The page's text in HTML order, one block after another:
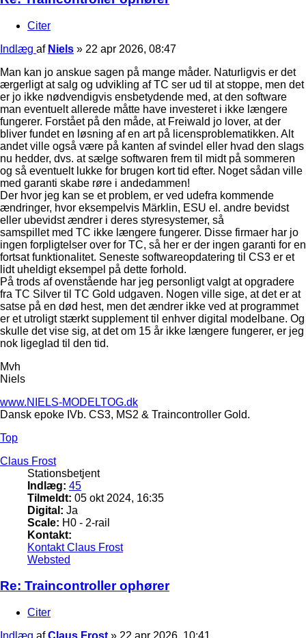
Citer
Indlæg af Niels » 22 apr 2026, 08:47
Man kan jo anskue sagen på mange måder. Naturligvis er det
ærgerligt at salg og udvikling af TC ser ud til at stoppe, men det
er jo ikke nødvendigvis ensbetydende med, at den software
man eventuelt allerede måtte have investeret i ikke længere
fungerer. Forstået på den måde, at Freiwald jo lover, at der
bliver fundet en løsning af en art på licensproblematikken. Alt
andet ville også være på kanten af svindel eller hvad den slags
nu hedder, dvs. at sælge softwaren frem til midt på sommeren
og så eventuelt lukke for brugen kort tid efter. Noget sådan ville
med garanti skabe røre i andedammen!
Der hvor jeg kan se et problem, er ved udefra kommende
ændringer, hvor eksempelvis Märklin, ESU el. andre bevidst
eller ubevidst ændrer i deres styresystemer, så
samspillet med TC ikke længere fungerer. Disse firmaer har jo
ingen forpligtelser over for TC, så her er der ingen garanti for en
fortsat funktionalitet. Seneste softwareopdatering til CS3 er et
lidt uheldigt eksempel på dette forhold.
På trods af ovenstående har jeg personligt valgt at opgradere
fra TC Silver til TC Gold udgaven. Nogen ville sige, at det er at
satse på en død hest, men det ændrer ikke ved at programmet
er et utroligt stærkt supplement til enhver digital modelbane. Og
skulle det vise sig, at det om 15 år ikke længere fungerer, er jeg
nok ligeglad til den tid.
Mvh
Niels
www.NIELS-MODELTOG.dk
Dansk epoke IVb. CS3, MS2 & Traincontroller Gold.
Top
Claus Frost
Stationsbetjent
Indlæg: 45
Tilmeldt: 05 okt 2024, 16:35
Digital: Ja
Scale: H0 - 2-rail
Kontakt:
Kontakt Claus Frost
Websted
Re: Traincontroller ophører
Citer
Indlæg afClaus Frost » 22 apr 2026, 10:41